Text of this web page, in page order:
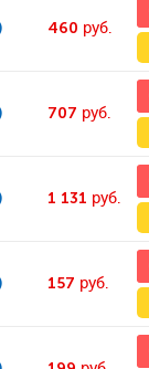
460 руб.
707 руб.
1 131 руб.
157 руб.